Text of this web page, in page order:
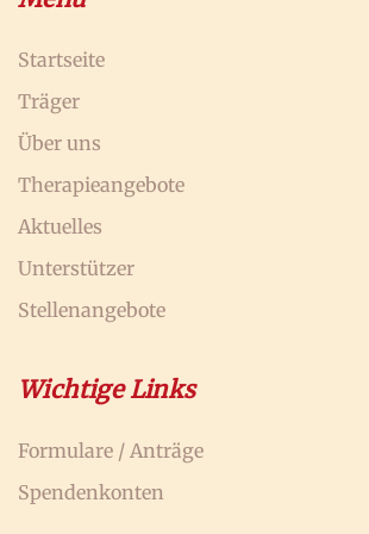
Startseite
Träger
Über uns
Therapieangebote
Aktuelles
Unterstützer
Stellenangebote
Wichtige Links
Formulare / Anträge
Spendenkonten